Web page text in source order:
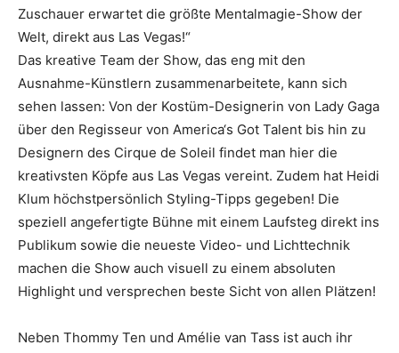
Zuschauer erwartet die größte Mentalmagie-Show der
Welt, direkt aus Las Vegas!“
Das kreative Team der Show, das eng mit den
Ausnahme-Künstlern zusammenarbeitete, kann sich
sehen lassen: Von der Kostüm-Designerin von Lady Gaga
über den Regisseur von America‘s Got Talent bis hin zu
Designern des Cirque de Soleil findet man hier die
kreativsten Köpfe aus Las Vegas vereint. Zudem hat Heidi
Klum höchstpersönlich Styling-Tipps gegeben! Die
speziell angefertigte Bühne mit einem Laufsteg direkt ins
Publikum sowie die neueste Video- und Lichttechnik
machen die Show auch visuell zu einem absoluten
Highlight und versprechen beste Sicht von allen Plätzen!
Neben Thommy Ten und Amélie van Tass ist auch ihr